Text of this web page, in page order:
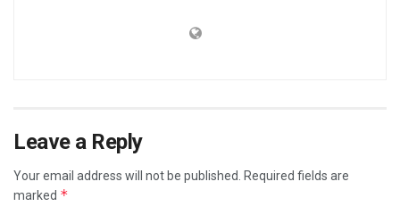
Leave a Reply
Your email address will not be published.
Required fields are
marked *